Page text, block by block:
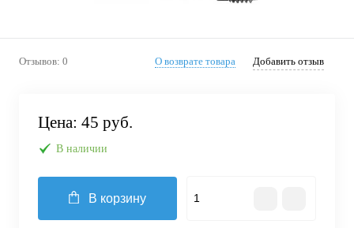
Отзывов: 0 О возврате товара Добавить отзыв
Цена: 45 руб.
В наличии
В корзину